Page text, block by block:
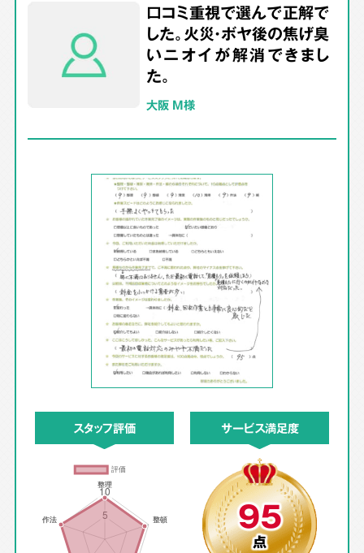
口コミ重視で選んで正解で
した。火災・ボヤ後の焦げ臭
いニオイが解消できまし
た。
大阪 M様
スタッフ評価 サービス満足度
95
点